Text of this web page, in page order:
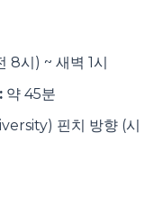
8시) ~ 새벽 1시
약 45분
핀치 방향 (시